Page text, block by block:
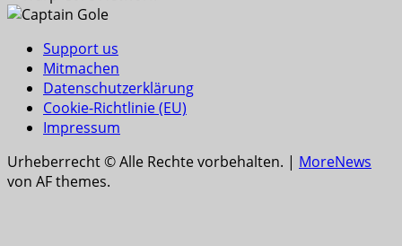
Support us
Mitmachen
Datenschutzerklärung
Cookie-Richtlinie (EU)
Impressum
Urheberrecht © Alle Rechte vorbehalten. | MoreNews
von AF themes.